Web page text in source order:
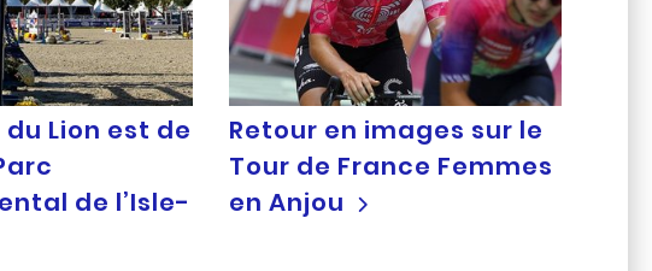
du Lion est de
de l’Isle-
Retour en images sur le
Tour de France Femmes
en Anjou